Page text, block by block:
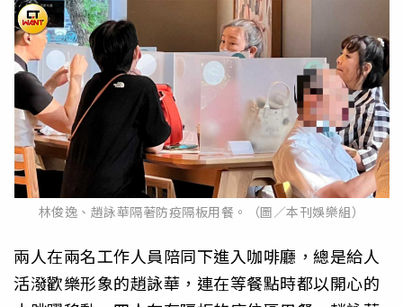
林俊逸、趙詠華隔著防疫隔板用餐。（圖／本刊娛樂組）
兩人在兩名工作人員陪同下進入咖啡廳，總是給人
活潑歡樂形象的趙詠華，連在等餐點時都以開心的